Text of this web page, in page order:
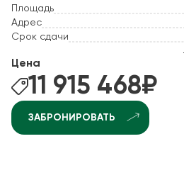
Площадь
Адрес
Срок сдачи
Цена
11 915 468₽
ЗАБРОНИРОВАТЬ